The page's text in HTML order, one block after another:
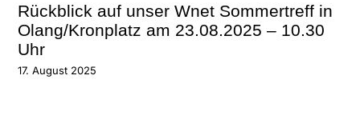
Rückblick auf unser Wnet Sommertreff in
Olang/Kronplatz am 23.08.2025 – 10.30
Uhr
17. August 2025